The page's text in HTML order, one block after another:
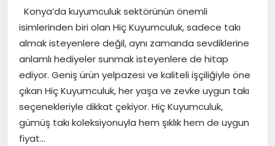
SPOR
TEKNOLOJI
Konya’da kuyumculuk sektörünün önemli
isimlerinden biri olan Hiç Kuyumculuk, sadece takı
almak isteyenlere değil, aynı zamanda sevdiklerine
anlamlı hediyeler sunmak isteyenlere de hitap
ediyor. Geniş ürün yelpazesi ve kaliteli işçiliğiyle öne
çıkan Hiç Kuyumculuk, her yaşa ve zevke uygun takı
seçenekleriyle dikkat çekiyor. Hiç Kuyumculuk,
gümüş takı koleksiyonuyla hem şıklık hem de uygun
fiyat…